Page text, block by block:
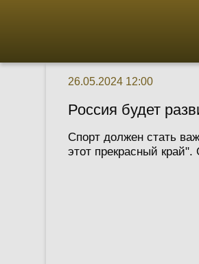
26.05.2024 12:00
Россия будет
Спорт должен стать
этот прекрасный